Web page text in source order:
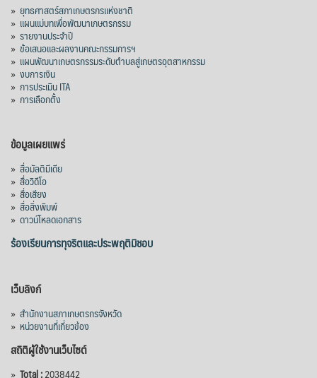
» ยุทธศาสตร์สภาเกษตรกรแห่งชาติ
» แผนแม่บทเพื่อพัฒนาเกษตรกรรม
» รายงานประจำปี
» ข้อเสนอและผลงานคณะกรรมการฯ
» แผนพัฒนาเกษตรกรรมระดับตำบลสู่เกษตรอุตสาหกรรม
» งบการเงิน
» การประเมิน ITA
» การเลือกตั้ง
ข้อมูลเผยแพร่
» สื่อมัลติมีเดีย
» สื่อวิดีโอ
» สื่อเสียง
» สื่อสิ่งพิมพ์
» ดาวน์โหลดเอกสาร
ร้องเรียนการทุจริตและประพฤติมิชอบ
เว็บลิงก์
» สำนักงานสภาเกษตรกรจังหวัด
» หน่วยงานที่เกี่ยวข้อง
สถิติผู้ใช้งานเว็บไซต์
» Total :2038442